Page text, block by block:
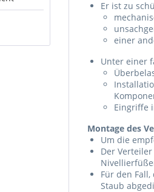
Er ist zu
einer
Unter einer
Eingriffe
Montage des
Um die
Der
Für den
Staub